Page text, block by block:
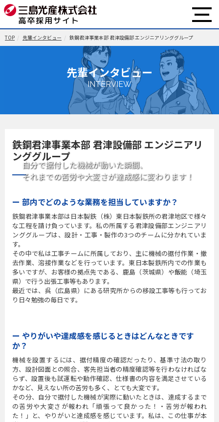
TOP 先輩インタビュー 鉄鋼君津事業本部 君津設備部 エンジニアリンググループ
先輩インタビュー
INTERVIEW
鉄鋼君津事業本部 君津設備部 エンジニアリ
ンググループ
自分で据付した機械が動いた瞬間、
それまでの苦労や大変さが達成感に変わります！
ー 部内でどのような業務を担当していますか？
鉄鋼君津事業本部は日本製鉄（株）東日本製鉄所の君津地区で様々
な工程を請け負っています。私の所属する君津設備部エンジニアリ
ンググループは、設計・工事・製作の3つのチームに分かれていま
す。
その中で私は工事チームに所属しており、主に機械の据付作業・撤
去作業、溶接作業などを行っています。東日本製鉄所内での作業も
多いですが、お客様の拠点先である、鹿島（茨城県）や飯能（埼玉
県）で行う出張工事等もあります。
最近では、呉（広島県）にある研究所からの移設工事等も行ってお
り日々勉強の毎日です。
ー やりがいや達成感を感じるときはどんなときです
か？
機械を設置するには、据付精度の確認だったり、基準寸法の取り
方、設計図面との照合、客先担当者の精度確認等を行わなければな
らず、設置後も試運転や動作確認、仕様書の内容を満足させている
かなど、見えない所の苦労も多く、とても大変です。
その分、自分で据付した機械が実際に動いたときは、達成するまで
の苦労や大変さが報われ「頑張って良かった！・苦労が報われ
た！」と、やりがいと達成感を感じています。私は、この仕事が本